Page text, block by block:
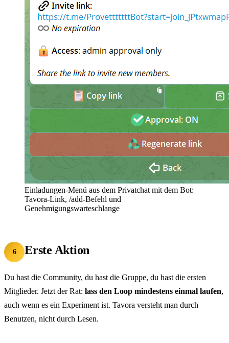
Einladungen-Menü aus dem Privatchat mit dem Bot:
Tavora-Link, /add-Befehl und
Genehmigungswarteschlange
6 Erste Aktion
Du hast die Community, du hast die Gruppe, du hast die ersten
Mitglieder. Jetzt der Rat: lass den Loop mindestens einmal laufen,
auch wenn es ein Experiment ist. Tavora versteht man durch
Benutzen, nicht durch Lesen.